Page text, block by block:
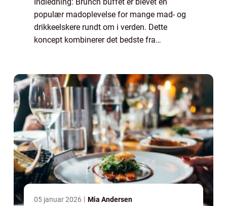
populær madoplevelse for mange mad- og
drikkeelskere rundt om i verden. Dette
koncept kombinerer det bedste fra
I denne artikel vi...
05 januar 2026 Mia Andersen